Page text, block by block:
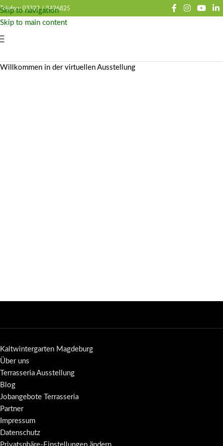
Skip to navigation
Skip to main content
Telefon: 03322 /8426825
Willkommen in der virtuellen Ausstellung
Kaltwintergarten Magdeburg
Über uns
Terrasseria Ausstellung
Blog
Jobangebote Terrasseria
Partner
Impressum
Datenschutz
Privatsphäre-Einstellungen ändern